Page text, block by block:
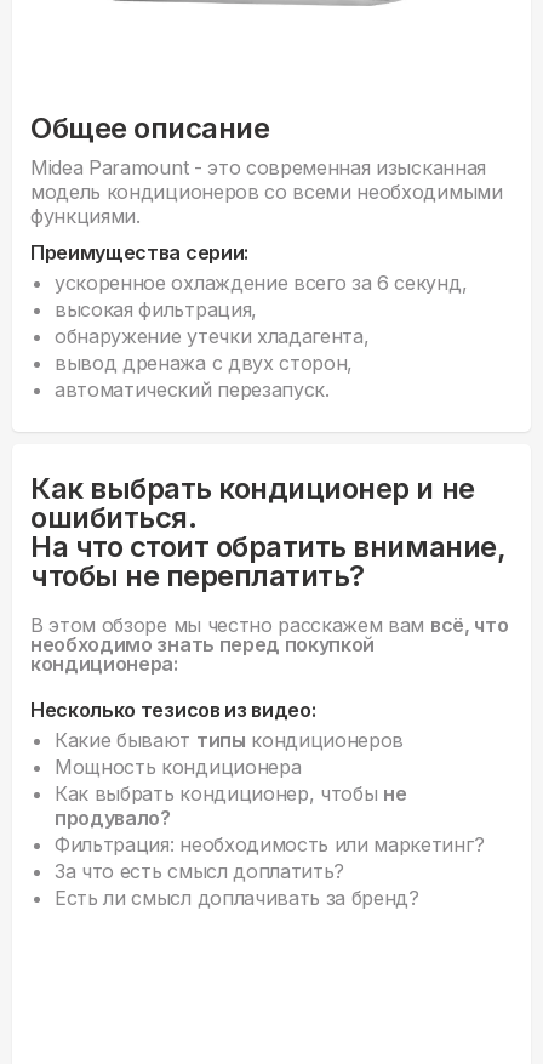
Общее описание
Midea Paramount - это современная изысканная
модель кондиционеров со всеми необходимыми
функциями.
Преимущества серии:
ускоренное охлаждение всего за 6 секунд,
высокая фильтрация,
обнаружение утечки хладагента,
вывод дренажа с двух сторон,
автоматический перезапуск.
Как выбрать кондиционер и не
ошибиться.
На что стоит обратить внимание,
чтобы не переплатить?
В этом обзоре мы честно расскажем вам всё, что
необходимо знать перед покупкой
кондиционера:
Несколько тезисов из видео:
Какие бывают типы кондиционеров
Мощность кондиционера
Как выбрать кондиционер, чтобы не
продувало?
Фильтрация: необходимость или маркетинг?
За что есть смысл доплатить?
Есть ли смысл доплачивать за бренд?